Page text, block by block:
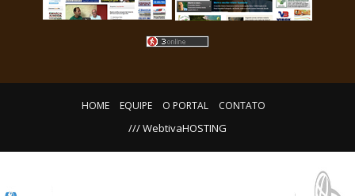
HOME EQUIPE O PORTAL CONTATO
/// WebtivaHOSTING